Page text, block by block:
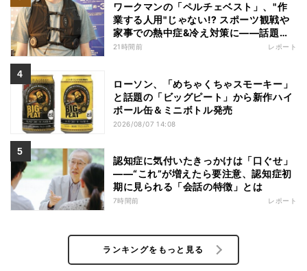
ワークマンの「ペルチェベスト」、"作
業する人用"じゃない!? スポーツ観戦や
家事での熱中症&冷え対策に――話題の
商品を徹底検証
21時間前 レポート
ローソン、「めちゃくちゃスモーキー」
と話題の「ビッグピート」から新作ハイ
ボール缶＆ミニボトル発売
2026/08/07 14:08
認知症に気付いたきっかけは「口ぐせ」
――“これ”が増えたら要注意、認知症初
期に見られる「会話の特徴」とは
7時間前 レポート
ランキングをもっと見る